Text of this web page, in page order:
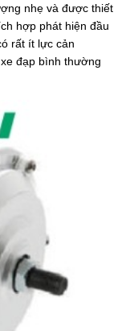
nhẹ và được thiết
hợp phát hiện đầu
rất ít lực cản
đạp bình thường